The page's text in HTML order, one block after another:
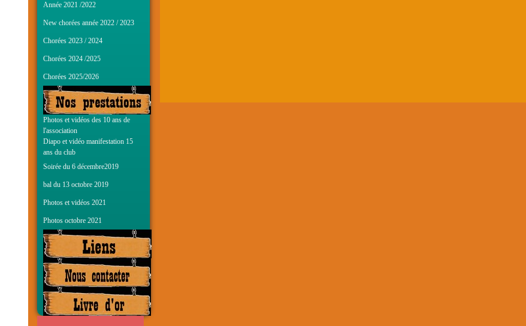
Année 2021 /2022
New chorées année 2022 / 2023
Chorées 2023 / 2024
Chorées 2024 /2025
Chorées 2025/2026
Photos et vidéos des 10 ans de
l'association
Diapo et vidéo manifestation 15
ans du club
Soirée du 6 décembre2019
bal du 13 octobre 2019
Photos et vidéos 2021
Photos octobre 2021